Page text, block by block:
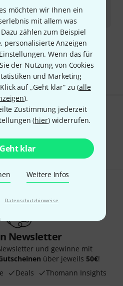
möchten wir Ihnen ein
mit allem was
zählen zum Beispiel
personalisierte Anzeigen
Wenn das für
der Nutzung von Cookies
und Marketing
auf „Geht klar“ zu (alle
).
Zustimmung jederzeit
(hier) widerrufen.
Geht klar
Weitere Infos
Datenschutzhinweise
Versand ab 29 €
inkl. MwSt.
was Sie sehen?
Hilfe & Feedback
Newsletter
und gewinne mit
über jeweils 50€!
Deals Thomann Insights